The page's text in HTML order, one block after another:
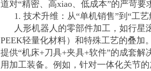
道对“精密、高xiao、低成本”的严苛要
1. 技术升维：从“单机销售”到“工
人形机器人的零部件加工，如行
PEEK轻量化材料）和特殊工艺的叠
提供“机床+刀具+夹具+软件”的成套
用加工装备。例如，针对一体化关节